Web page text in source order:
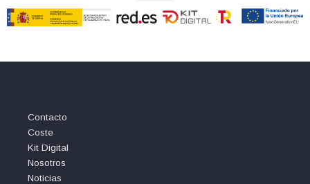
Contacto
Coste
Kit Digital
Nosotros
Noticias